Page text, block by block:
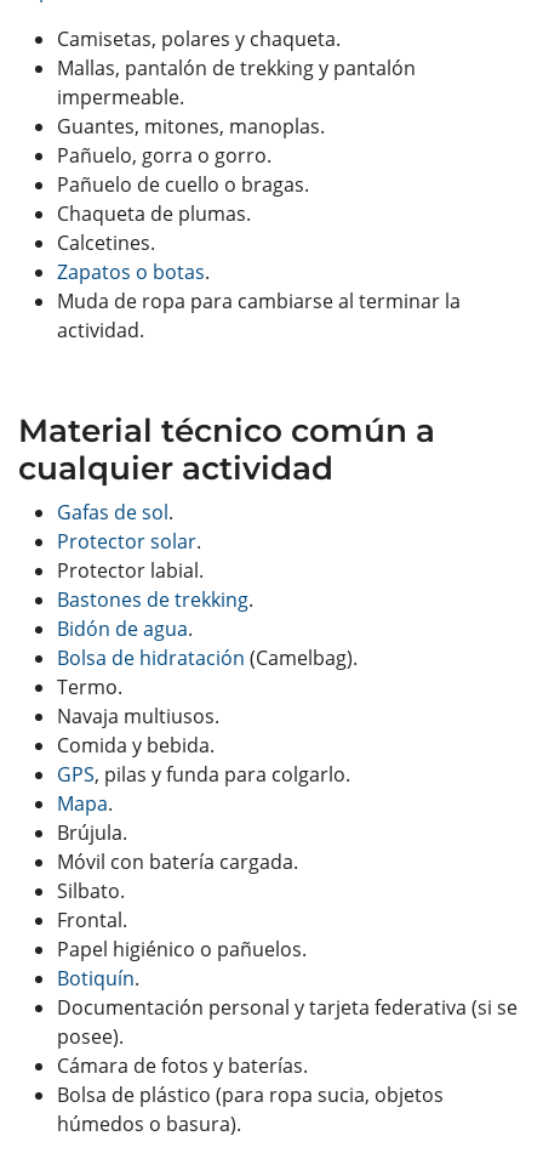
Camisetas, polares y chaqueta.
Mallas, pantalón de trekking y pantalón
impermeable.
Guantes, mitones, manoplas.
Pañuelo, gorra o gorro.
Pañuelo de cuello o bragas.
Chaqueta de plumas.
Calcetines.
Zapatos o botas.
Muda de ropa para cambiarse al terminar la
actividad.
Material técnico común a
cualquier actividad
Gafas de sol.
Protector solar.
Protector labial.
Bastones de trekking.
Bidón de agua.
Bolsa de hidratación (Camelbag).
Termo.
Navaja multiusos.
Comida y bebida.
GPS, pilas y funda para colgarlo.
Mapa.
Brújula.
Móvil con batería cargada.
Silbato.
Frontal.
Papel higiénico o pañuelos.
Botiquín.
Documentación personal y tarjeta federativa (si se
posee).
Cámara de fotos y baterías.
Bolsa de plástico (para ropa sucia, objetos
húmedos o basura).